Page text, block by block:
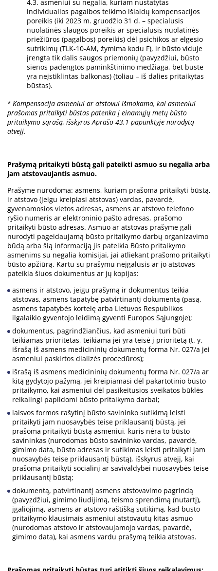
4.3. asmeniui su negalia, kuriam nustatytas
individualios pagalbos teikimo išlaidų kompensacijos
poreikis (iki 2023 m. gruodžio 31 d. – specialusis
nuolatinės slaugos poreikis ar specialusis nuolatinės
priežiūros (pagalbos) poreikis) dėl psichikos ar elgesio
sutrikimų (TLK-10-AM, žymima kodu F), ir būsto viduje
įrengta tik dalis saugos priemonių (pavyzdžiui, būsto
sienos padengtos paminkštinimo medžiaga, bet būste
yra neįstiklintas balkonas) (toliau – iš dalies pritaikytas
būstas).
* Kompensacija asmeniui ar atstovui išmokama, kai asmeniui
prašomas pritaikyti būstas patenka į einamųjų metų būsto
pritaikymo sąrašą, išskyrus Aprašo 43.1 papunktyje nurodytą
atvejį.
Prašymą pritaikyti būstą gali pateikti asmuo su negalia arba
jam atstovaujantis asmuo.
Prašyme nurodoma: asmens, kuriam prašoma pritaikyti būstą,
ir atstovo (jeigu kreipiasi atstovas) vardas, pavardė,
gyvenamosios vietos adresas, asmens ar atstovo telefono
ryšio numeris ar elektroninio pašto adresas, prašomo
pritaikyti būsto adresas. Asmuo ar atstovas prašyme gali
nurodyti pageidaujamą būsto pritaikymo darbų organizavimo
būdą arba šią informaciją jis pateikia Būsto pritaikymo
asmenims su negalia komisijai, jai atliekant prašomo pritaikyti
būsto apžiūrą. Kartu su prašymu neįgalusis ar jo atstovas
pateikia šiuos dokumentus ar jų kopijas:
asmens ir atstovo, jeigu prašymą ir dokumentus teikia
atstovas, asmens tapatybę patvirtinantį dokumentą (pasą,
asmens tapatybės kortelę arba Lietuvos Respublikos
ilgalaikio gyventojo leidimą gyventi Europos Sąjungoje);
dokumentus, pagrindžiančius, kad asmeniui turi būti
teikiamas prioritetas, teikiama jei yra teisė į prioritetą (t. y.
išrašą iš asmens medicininių dokumentų forma Nr. 027/a jei
asmeniui paskirtos dializės procedūros);
išrašą iš asmens medicininių dokumentų forma Nr. 027/a ar
kitą gydytojo pažymą, jei kreipiamasi dėl pakartotinio būsto
pritaikymo, kai asmeniui dėl pasikeitusios sveikatos būklės
reikalingi papildomi būsto pritaikymo darbai;
laisvos formos rašytinį būsto savininko sutikimą leisti
pritaikyti jam nuosavybės teise priklausantį būstą, jei
prašoma pritaikyti būstą asmeniui, kuris nėra to būsto
savininkas (nurodomas būsto savininko vardas, pavardė,
gimimo data, būsto adresas ir sutikimas leisti pritaikyti jam
nuosavybės teise priklausantį būstą), išskyrus atvejį, kai
prašoma pritaikyti socialinį ar savivaldybei nuosavybės teise
priklausantį būstą;
dokumentą, patvirtinantį asmens atstovavimo pagrindą
(pavyzdžiui, gimimo liudijimą, teismo sprendimą (nutartį),
įgaliojimą, asmens ar atstovo raštišką sutikimą, kad būsto
pritaikymo klausimais asmeniui atstovautų kitas asmuo
(nurodomas atstovo ir atstovaujamojo vardas, pavardė,
gimimo data), kai asmens vardu prašymą teikia atstovas.